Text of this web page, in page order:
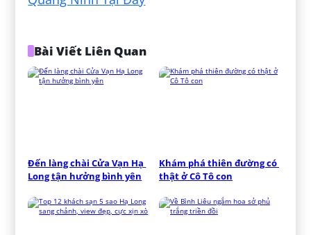
Bài Viết Liên Quan
Đến làng chài Cửa Vạn Hạ
Long tận hưởng bình yên
Khám phá thiên đường có
thật ở Cô Tô con